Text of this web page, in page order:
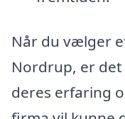
Når du vælger
Nordrup, er
deres erfaring